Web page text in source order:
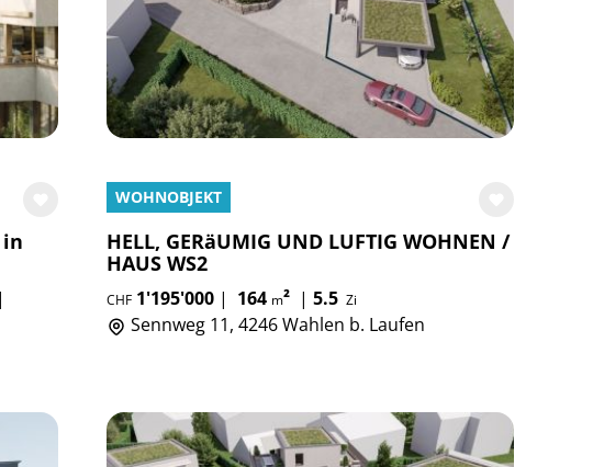
in
|
WOHNOBJEKT
HELL, GERäUMIG UND LUFTIG WOHNEN /
HAUS WS2
CHF 1'195'000 | 164 m² |5.5 Zi
Sennweg 11, 4246 Wahlen b. Laufen